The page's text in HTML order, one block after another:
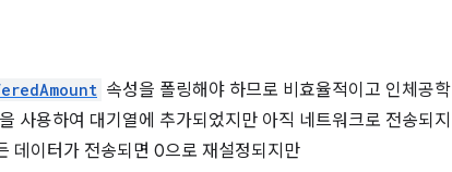
속성을 폴링해야 하므로 비효율적이고 인체공학
사용하여 대기열에 추가되었지만 아직 네트워크로 전송되지
데이터가 전송되면 0으로 재설정되지만